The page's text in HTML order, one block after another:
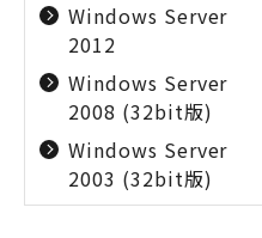
Windows Server
2012
Windows Server
2008 (32bit版)
Windows Server
2003 (32bit版)